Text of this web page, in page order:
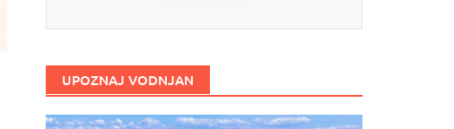
UPOZNAJ VODNJAN